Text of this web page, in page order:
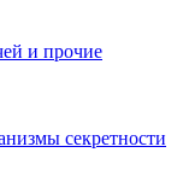
и прочие
секретности